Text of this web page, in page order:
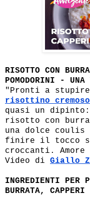
RISOTTO CON
POMODORINI - UNA
"Pronti a
risottino
quasi un
risotto con
una dolce coulis
finire il tocco
croccanti.
Video di Giallo
INGREDIENTI PER
BURRATA, CAPPERI